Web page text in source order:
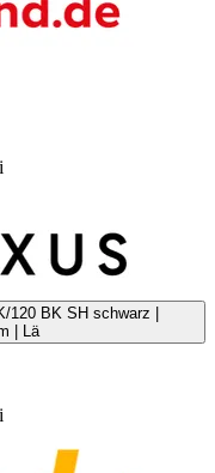
BK SH schwarz |
| Lä